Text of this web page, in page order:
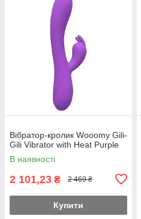
Вібратор-кролик Wooomy Gili-
Gili Vibrator with Heat Purple
В наявності
2 101,23 ₴ 2 469 ₴
Купити